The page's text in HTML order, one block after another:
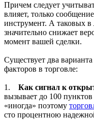
Причем следует
влияет, только
инструмент. А таковых в
значительно снижает
момент вашей сделки.
Существует два
факторов в торговле:
1. Как сигнал к
вызывает до 100
«иногда» поэтому
сто процентною